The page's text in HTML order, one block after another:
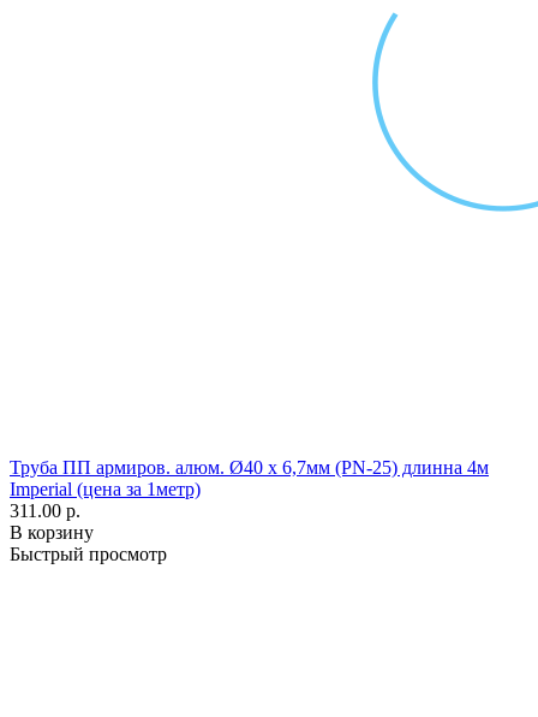
Труба ПП армиров. алюм. Ø40 х 6,7мм (PN-25) длинна 4м
Imperial (цена за 1метр)
311.00 р.
В корзину
Быстрый просмотр